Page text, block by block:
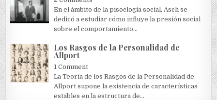
En el ámbito de la pisoclogía social, Asch se
dedicó a estudiar cómo influye la presión social
sobre el comportamiento...
Los Rasgos de la Personalidad de
Allport
1 Comment
La Teoría de los Rasgos de la Personalidad de
Allport supone la existencia de características
estables en la estructura de...